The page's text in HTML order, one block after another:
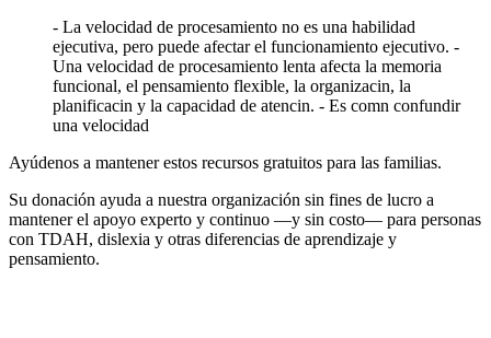
- La velocidad de procesamiento no es una habilidad
ejecutiva, pero puede afectar el funcionamiento ejecutivo. -
Una velocidad de procesamiento lenta afecta la memoria
funcional, el pensamiento flexible, la organizacin, la
planificacin y la capacidad de atencin. - Es comn confundir
una velocidad
Ayúdenos a mantener estos recursos gratuitos para las familias.
Su donación ayuda a nuestra organización sin fines de lucro a
mantener el apoyo experto y continuo —y sin costo— para personas
con TDAH, dislexia y otras diferencias de aprendizaje y
pensamiento.